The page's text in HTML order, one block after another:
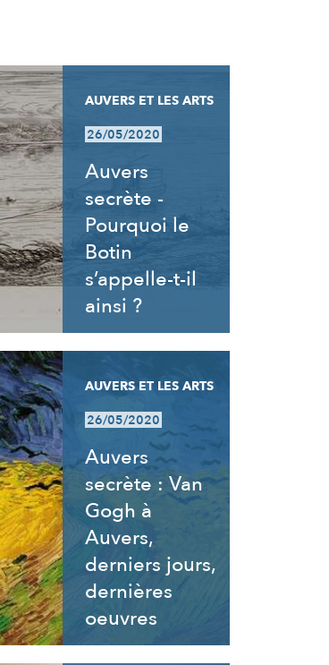
AUVERS ET LES ARTS
26/05/2020
Auvers
secrète -
Pourquoi le
Botin
s’appelle-t-il
ainsi ?
AUVERS ET LES ARTS
26/05/2020
Auvers
secrète : Van
Gogh à
Auvers,
derniers jours,
dernières
oeuvres